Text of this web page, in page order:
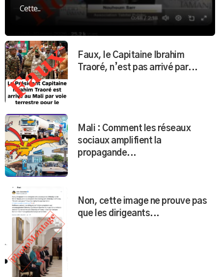
Cette...
Faux, le Capitaine Ibrahim
Traoré, n’est pas arrivé par...
Mali : Comment les réseaux
sociaux amplifient la
propagande...
Non, cette image ne prouve pas
que les dirigeants...